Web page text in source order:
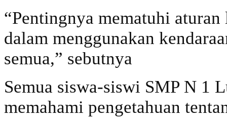
“Pentingnya mematuhi
dalam menggunakan
semua,” sebutnya
Semua siswa-siswi SMP N 1
memahami pengetahuan